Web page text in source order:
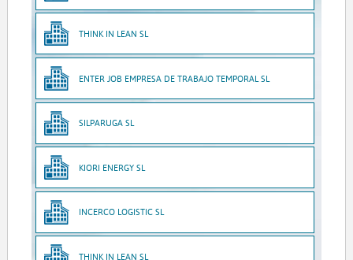
THINK IN LEAN SL
ENTER JOB EMPRESA DE TRABAJO TEMPORAL SL
SILPARUGA SL
KIORI ENERGY SL
INCERCO LOGISTIC SL
THINK IN LEAN SL